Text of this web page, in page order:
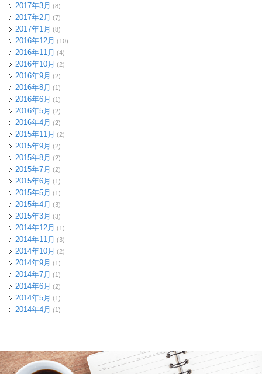
2017年3月 (8)
2017年2月 (7)
2017年1月 (8)
2016年12月 (10)
2016年11月 (4)
2016年10月 (2)
2016年9月 (2)
2016年8月 (1)
2016年6月 (1)
2016年5月 (2)
2016年4月 (2)
2015年11月 (2)
2015年9月 (2)
2015年8月 (2)
2015年7月 (2)
2015年6月 (1)
2015年5月 (1)
2015年4月 (3)
2015年3月 (3)
2014年12月 (1)
2014年11月 (3)
2014年10月 (2)
2014年9月 (1)
2014年7月 (1)
2014年6月 (2)
2014年5月 (1)
2014年4月 (1)